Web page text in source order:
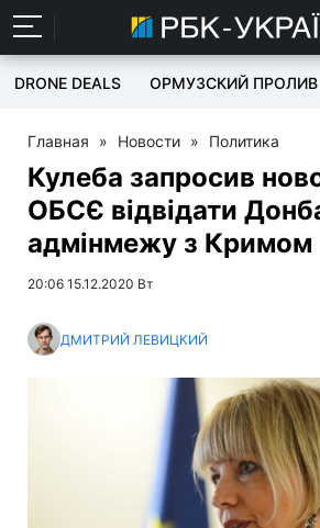
DRONE DEALS ОРМУЗСКИЙ ПРОЛИВ
Главная » Новости » Политика
Кулеба запросив
ОБСЄ відвідати
адмінмежу з Кримом
20:06 15.12.2020 Вт
ДМИТРИЙ ЛЕВИЦКИЙ